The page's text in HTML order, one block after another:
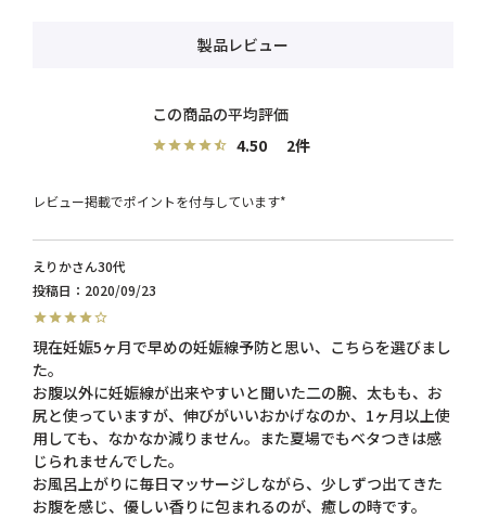
製品レビュー
4.50 2
レビュー掲載でポイントを付与しています*
えりか
30代
投稿日
2020/09/23
現在妊娠5ヶ月で早めの妊娠線予防と思い、こちらを選びまし
た。
お腹以外に妊娠線が出来やすいと聞いた二の腕、太もも、お
尻と使っていますが、伸びがいいおかげなのか、1ヶ月以上使
用しても、なかなか減りません。また夏場でもベタつきは感
じられませんでした。
お風呂上がりに毎日マッサージしながら、少しずつ出てきた
お腹を感じ、優しい香りに包まれるのが、癒しの時です。